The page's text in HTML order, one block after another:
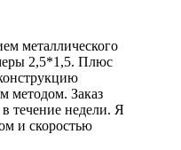
металлического
2,5*1,5. Плюс
методом. Заказ
течение недели. Я
и скоростью